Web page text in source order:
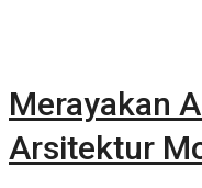
Merayakan
Arsitektur